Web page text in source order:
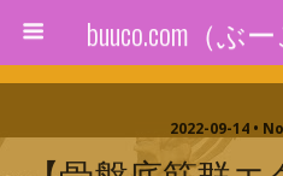
2022-09-14 •